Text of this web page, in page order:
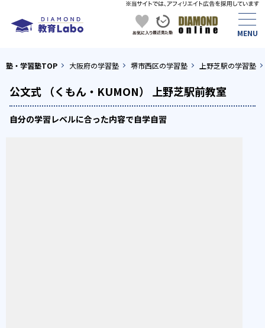
塾・学習塾TOP 大阪府の学習塾 堺市西区の学習塾 上野芝駅の学習塾
公文式 （くもん・KUMON） 上野芝駅前教室
自分の学習レベルに合った内容で自学自習